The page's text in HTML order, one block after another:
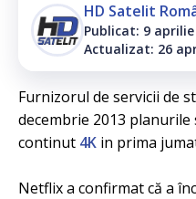
HD Satelit
Publicat: 9 aprilie
Actualizat: 26
Furnizorul de servicii de
decembrie 2013 planurile
continut 4K in prima
Netflix a confirmat că a